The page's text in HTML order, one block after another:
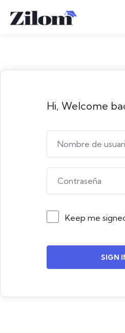
Hi, Welcome
Keep me
SIGN